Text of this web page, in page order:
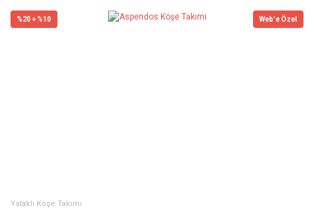
%20 + %10 Web'e Özel
Yataklı Köşe Takımı